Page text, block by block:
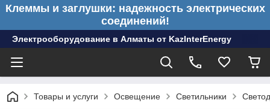
Клеммы и заглушки: надежность электрических
соединений!
Электрооборудование в Алматы от KazInterEnergy
Товары и услуги Освещение Светильники